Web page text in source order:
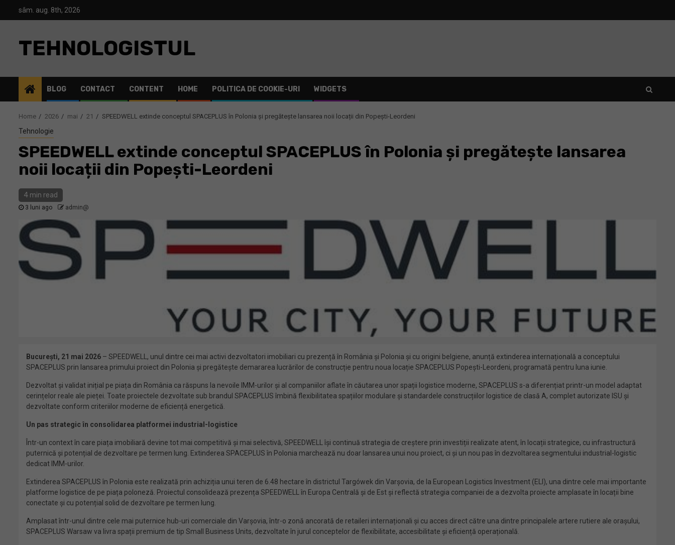
sâm. aug. 8th, 2026
TEHNOLOGISTUL
BLOG CONTACT CONTENT HOME POLITICA DE COOKIE-URI WIDGETS
Home 2026 mai 21 SPEEDWELL extinde conceptul SPACEPLUS în Polonia și pregătește lansarea noii locații din Popești-Leordeni
Tehnologie
SPEEDWELL extinde conceptul SPACEPLUS în Polonia și pregătește lansarea
noii locații din Popești-Leordeni
4 min read
3 luni ago admin@
București, 21 mai 2026 – SPEEDWELL, unul dintre cei mai activi dezvoltatori imobiliari cu prezență în România și Polonia și cu origini belgiene, anunță extinderea internațională a conceptului
SPACEPLUS prin lansarea primului proiect din Polonia și pregătește demararea lucrărilor de construcție pentru noua locație SPACEPLUS Popești-Leordeni, programată pentru luna iunie.
Dezvoltat și validat inițial pe piața din România ca răspuns la nevoile IMM-urilor și al companiilor aflate în căutarea unor spații logistice moderne, SPACEPLUS s-a diferențiat printr-un model adaptat
cerințelor reale ale pieței. Toate proiectele dezvoltate sub brandul SPACEPLUS îmbină flexibilitatea spațiilor modulare și standardele construcțiilor logistice de clasă A, complet autorizate ISU și
dezvoltate conform criteriilor moderne de eficiență energetică.
Un pas strategic în consolidarea platformei industrial-logistice
Într-un context în care piața imobiliară devine tot mai competitivă și mai selectivă, SPEEDWELL își continuă strategia de creștere prin investiții realizate atent, în locații strategice, cu infrastructură
puternică și potențial de dezvoltare pe termen lung. Extinderea SPACEPLUS în Polonia marchează nu doar lansarea unui nou proiect, ci și un nou pas în dezvoltarea segmentului industrial-logistic
dedicat IMM-urilor.
Extinderea SPACEPLUS în Polonia este realizată prin achiziția unui teren de 6.48 hectare în districtul Targówek din Varșovia, de la European Logistics Investment (ELI), una dintre cele mai importante
platforme logistice de pe piața poloneză. Proiectul consolidează prezența SPEEDWELL în Europa Centrală și de Est și reflectă strategia companiei de a dezvolta proiecte amplasate în locații bine
conectate și cu potențial solid de dezvoltare pe termen lung.
Amplasat într-unul dintre cele mai puternice hub-uri comerciale din Varșovia, într-o zonă ancorată de retaileri internaționali și cu acces direct către una dintre principalele artere rutiere ale orașului,
SPACEPLUS Warsaw va livra spații premium de tip Small Business Units, dezvoltate în jurul conceptelor de flexibilitate, accesibilitate și eficiență operațională.